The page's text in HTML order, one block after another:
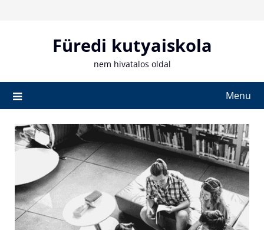
Füredi kutyaiskola
nem hivatalos oldal
Menu